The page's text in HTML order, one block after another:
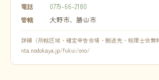
電話 0779-66-2180
管轄 大野市、勝山市
詳細（所轄区域・確定申告会場・郵送先・税理士会無
nta.nodokaya.jp/fukui/ono/